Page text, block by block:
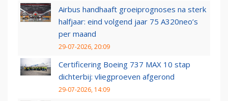
Airbus handhaaft groeiprognoses na sterk
halfjaar: eind volgend jaar 75 A320neo’s
per maand
29-07-2026, 20:09
Certificering Boeing 737 MAX 10 stap
dichterbij: vliegproeven afgerond
29-07-2026, 14:09